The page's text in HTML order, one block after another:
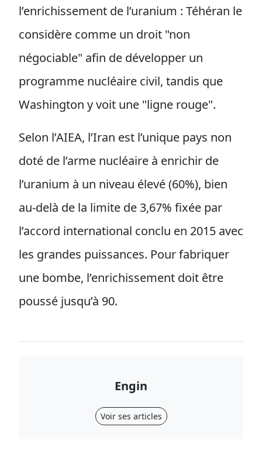
l’enrichissement de l’uranium : Téhéran le
considère comme un droit "non
négociable" afin de développer un
programme nucléaire civil, tandis que
Washington y voit une "ligne rouge".
Selon l’AIEA, l’Iran est l’unique pays non
doté de l’arme nucléaire à enrichir de
l’uranium à un niveau élevé (60%), bien
au-delà de la limite de 3,67% fixée par
l’accord international conclu en 2015 avec
les grandes puissances. Pour fabriquer
une bombe, l’enrichissement doit être
poussé jusqu’à 90.
Engin
Voir ses articles